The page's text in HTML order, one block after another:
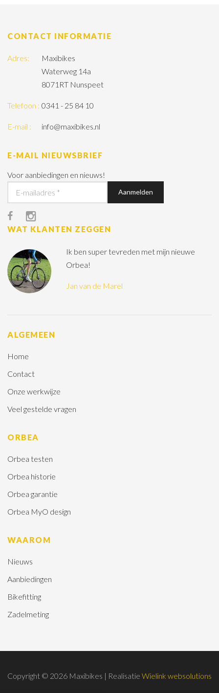
CONTACT INFORMATIE
Adres:
Maxibikes
Waterweg 14a
8071RT Nunspeet
Telefoon : 0341 - 25 84 10
E-mail : info@maxibikes.nl
E-MAIL NIEUWSBRIEF
Voor aanbiedingen en nieuws!
WAT KLANTEN ZEGGEN
Ik ben super tevreden met mijn nieuwe
Orbea!
Jan van de Marel
ALGEMEEN
Home
Contact
Onze werkwijze
Veel gestelde vragen
ORBEA
Orbea testen
Orbea historie
Orbea garantie
Orbea MyO design
WAAROM
Nieuws
Aanbiedingen
Bikefitting
Zadelmeting
Copyright © 2026 Maxibikes | Realisatie Wielink websolutions